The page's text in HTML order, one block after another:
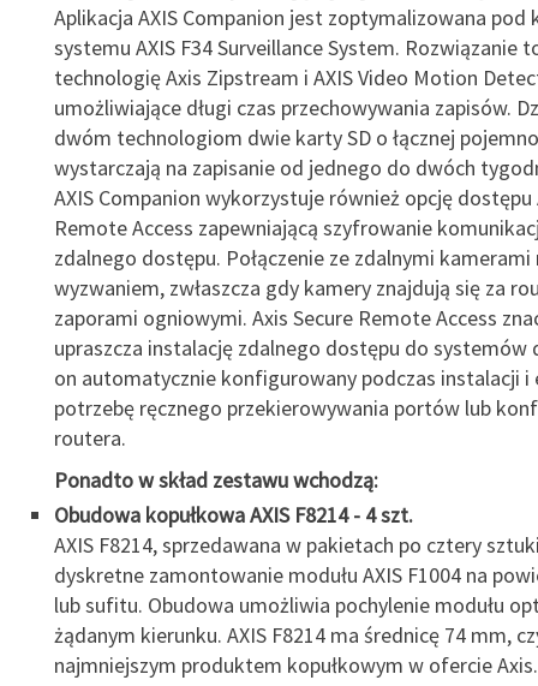
Aplikacja AXIS Companion jest zoptymalizowana pod
systemu AXIS F34 Surveillance System. Rozwiązanie
technologię Axis Zipstream i AXIS Video Motion
umożliwiające długi czas przechowywania zapisów.
dwóm technologiom dwie karty SD o łącznej
wystarczają na zapisanie od jednego do dwóch
AXIS Companion wykorzystuje również opcję dostępu
Remote Access zapewniającą szyfrowanie
zdalnego dostępu. Połączenie ze zdalnymi kamerami
wyzwaniem, zwłaszcza gdy kamery znajdują się za
zaporami ogniowymi. Axis Secure Remote Access
upraszcza instalację zdalnego dostępu do systemów
on automatycznie konfigurowany podczas instalacji i
potrzebę ręcznego przekierowywania portów lub
routera.
Ponadto w skład zestawu wchodzą:
Obudowa kopułkowa AXIS F8214 - 4 szt.
AXIS F8214, sprzedawana w pakietach po cztery
dyskretne zamontowanie modułu AXIS F1004 na
lub sufitu. Obudowa umożliwia pochylenie modułu
żądanym kierunku. AXIS F8214 ma średnicę 74 mm,
najmniejszym produktem kopułkowym w ofercie Axis.